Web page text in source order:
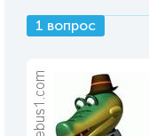
1 вопрос